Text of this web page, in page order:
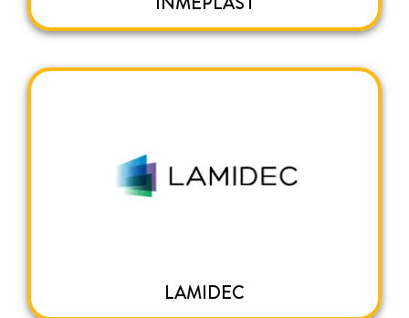
LAMIDEC